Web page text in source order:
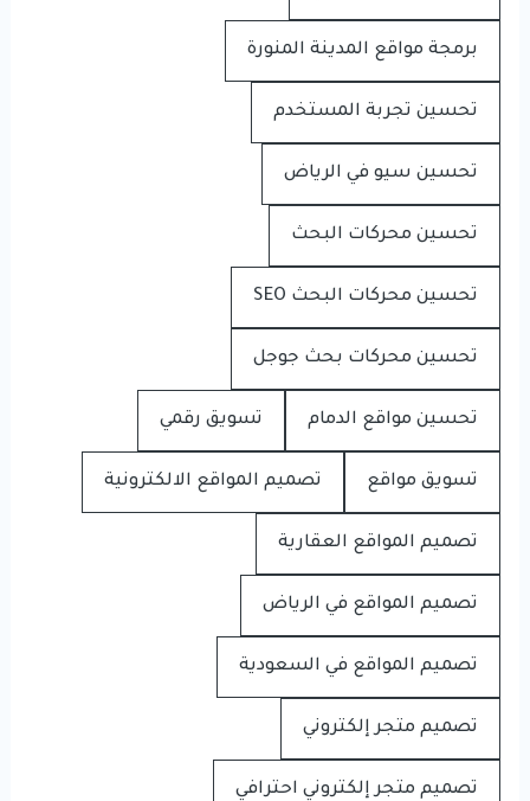
برمجة مواقع المدينة المنورة
تحسين تجربة المستخدم
تحسين سيو في الرياض
تحسين محركات البحث
تحسين محركات البحث SEO
تحسين محركات بحث جوجل
تحسين مواقع الدمام تسويق رقمي
تسويق مواقع تصميم المواقع الالكترونية
تصميم المواقع العقارية
تصميم المواقع في الرياض
تصميم المواقع في السعودية
تصميم متجر إلكتروني
تصميم متجر إلكتروني احترافي